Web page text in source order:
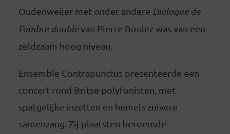
Oudenweijer met onder andere Dialogue de
l’ombre doublevan Pierre Boulez was van een
zeldzaam hoog niveau.
Ensemble Contrapunctus presenteerde een
concert rond Britse polyfonisten, met
spatgelijke inzetten en hemels zuivere
samenzang. Zij plaatsten beroemde